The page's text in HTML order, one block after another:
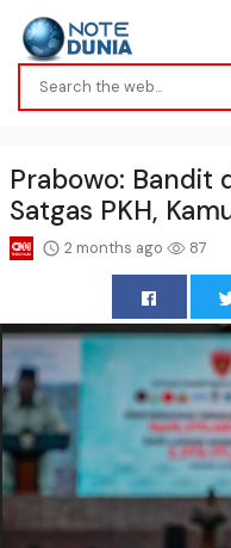
Prabowo: Bandit
Satgas PKH,
2 months ago 87